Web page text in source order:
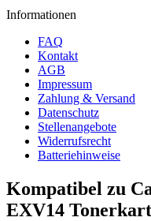
Informationen
FAQ
Kontakt
AGB
Impressum
Zahlung & Versand
Datenschutz
Stellenangebote
Widerrufsrecht
Batteriehinweise
Kompatibel zu
EXV14